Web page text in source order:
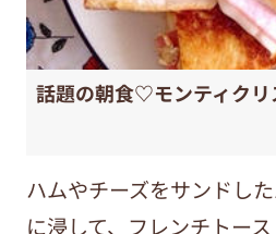
話題の朝食♡モンティク
ハムやチーズをサンドし
に浸して、フレンチトー